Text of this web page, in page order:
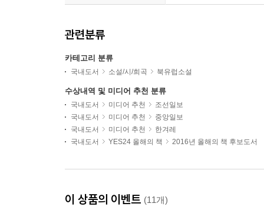
관련분류
카테고리 분류
국내도서 소설/시/희곡 북유럽소설
수상내역 및 미디어 추천 분류
국내도서 미디어 추천
조선일보
국내도서
미디어 추천
중앙일보
국내도서
미디어 추천
한겨레
국내도서
YES24 올해의 책 2016년 올해의 책 후보도서
이 상품의 이벤트 (11개)